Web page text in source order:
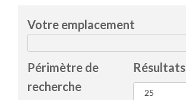
Votre emplacement
Périmètre de
recherche
Résultats